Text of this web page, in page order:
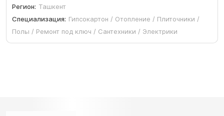
Регион: Ташкент
Специализация: Гипсокартон / Отопление / Плиточники /
Полы / Ремонт под ключ / Сантехники / Электрики